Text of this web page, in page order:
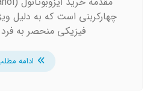
چهارکربنی است که به دلیل
فیزیکی منحصر به
ادامه